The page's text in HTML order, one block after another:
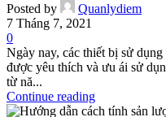
Posted by
Quanlydiem
7 Tháng 7, 2021
0
Ngày nay, các thiết bị sử
được yêu thích và ưu ái sử
từ nă...
Continue reading